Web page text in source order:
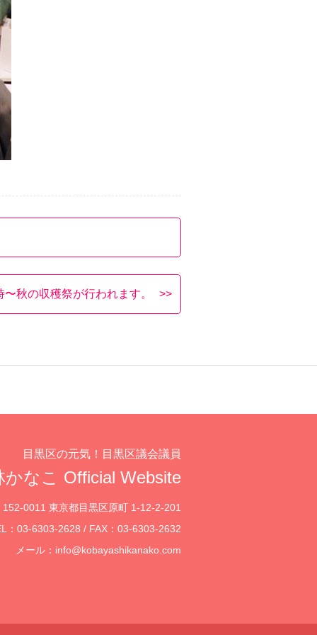
秋の収穫祭が行われます。
目黒区の元気！目黒区議会議員
かなこ Official Website
152-0011 東京都目黒区原町 1-12-2-201
：03-6303-2628 / FAX：03-6303-2632
メール： info@kobayashikanako.com